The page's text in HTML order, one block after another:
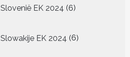
Slovenië EK 2024 66
Slowakije EK 2024 6
producten